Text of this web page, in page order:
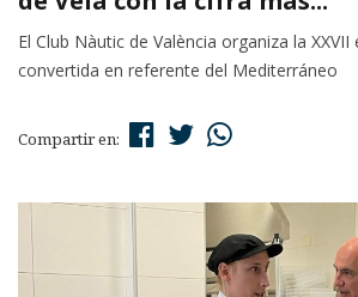
El Club Nàutic de València organiza la
convertida en referente del Mediterráneo
Compartir en: